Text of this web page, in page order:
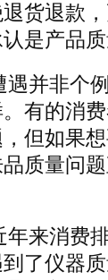
货退款
是产品
遇并非个
有的消
但如果
质量问
年来消费
了仪器